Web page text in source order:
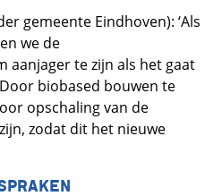
gemeente Eindhoven): ‘Als
we de
aanjager te zijn als het gaat
biobased bouwen te
opschaling van de
zodat dit het nieuwe